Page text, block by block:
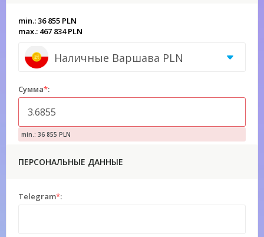
min.: 36 855 PLN
max.: 467 834 PLN
Наличные Варшава PLN
Сумма*:
min.: 36 855 PLN
ПЕРСОНАЛЬНЫЕ ДАННЫЕ
Telegram*: